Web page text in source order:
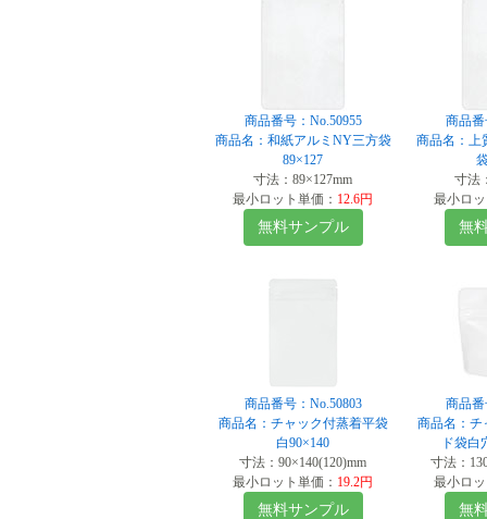
商品番号：No.50955
商品名：和紙アルミNY三方袋
89×127
寸法：89×127mm
最小ロット単価： 12.6円
無料サンプル
商品番
商品名：上
寸法
最小ロ
無
商品番号：No.50803
商品名：チャック付蒸着平袋
白90×140
寸法：90×140(120)mm
最小ロット単価： 19.2円
無料サンプル
商品番
商品名：チ
ド袋白
寸法：
最小ロ
無